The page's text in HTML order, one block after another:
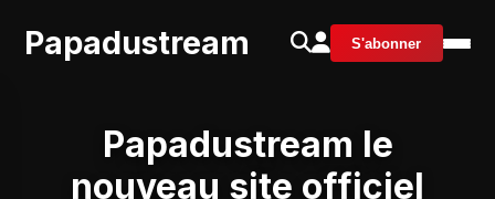
Papadustream S'abonner
Papadustream le
nouveau site officiel